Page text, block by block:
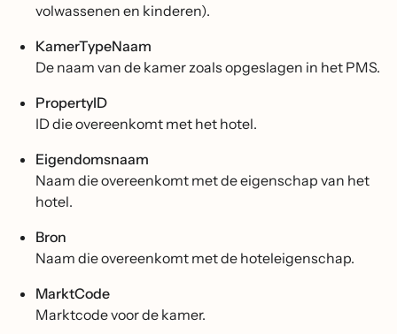
volwassenen en kinderen).
KamerTypeNaam
De naam van de kamer zoals opgeslagen in het PMS.
PropertyID
ID die overeenkomt met het hotel.
Eigendomsnaam
Naam die overeenkomt met de eigenschap van het
hotel.
Bron
Naam die overeenkomt met de hoteleigenschap.
MarktCode
Marktcode voor de kamer.